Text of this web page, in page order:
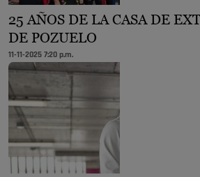
25 AÑOS DE LA CASA DE
DE POZUELO
11-11-2025 7:20 p.m.